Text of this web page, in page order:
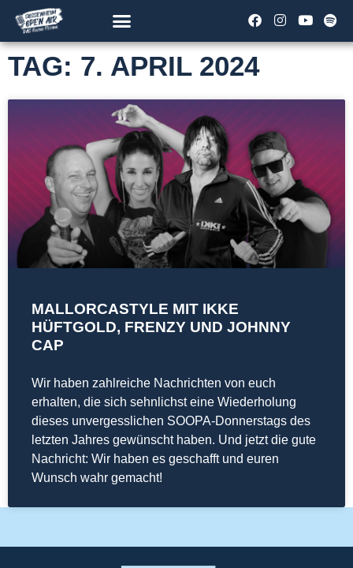
TAG: 7. APRIL 2024
MALLORCASTYLE MIT IKKE
HÜFTGOLD, FRENZY UND JOHNNY
CAP
Wir haben zahlreiche Nachrichten von euch
erhalten, die sich sehnlichst eine Wiederholung
dieses unvergesslichen SOOPA-Donnerstags des
letzten Jahres gewünscht haben. Und jetzt die gute
Nachricht: Wir haben es geschafft und euren
Wunsch wahr gemacht!